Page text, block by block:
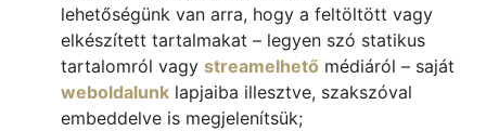
lehetőségünk van arra, hogy a feltöltött vagy
elkészített tartalmakat – legyen szó statikus
tartalomról vagy streamelhető médiáról – saját
weboldalunk lapjaiba illesztve, szakszóval
embeddelve is megjelenítsük;